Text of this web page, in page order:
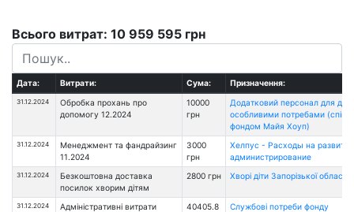
Всього витрат: 10 959 595 грн
Дата: Витрати: Сума: Призначення:
31.12.2024
Обробка прохань про
допомогу 12.2024
10000
грн
Додатковий персонал для
особливими потребами
фондом Майя Хоуп)
31.12.2024
Менеджмент та фандрайзинг
11.2024
3000
грн
Хелпус - Расходы на
администрирование
31.12.2024
Безкоштовна доставка
посилок хворим дітям
2800 грн Хворі діти Запорізької області
31.12.2024 Адміністративні витрати
40405.8
Службові потреби фонду